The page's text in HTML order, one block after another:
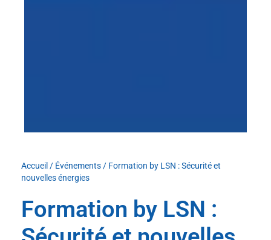
Accueil / Événements/ Formation by LSN : Sécurité et
nouvelles énergies
Formation by LSN :